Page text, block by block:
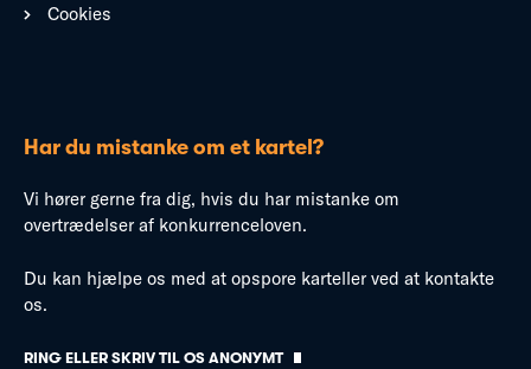
Cookies
Har du mistanke om et kartel?
Vi hører gerne fra dig, hvis du har mistanke om
overtrædelser af konkurrenceloven.
Du kan hjælpe os med at opspore karteller ved at kontakte
os.
RING ELLER SKRIV TIL OS ANONYMT